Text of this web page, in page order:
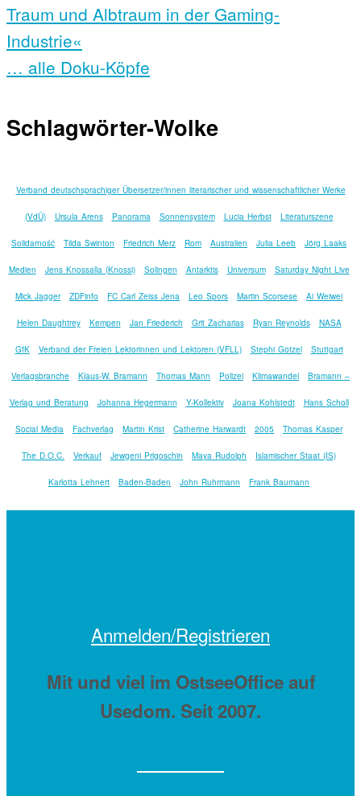
Traum und Albtraum in der Gaming-
Industrie«
… alle Doku-Köpfe
Schlagwörter-Wolke
Verband deutschsprachiger Übersetzer/innen literarischer und wissenschaftlicher Werke
(VdÜ) Ursula Arens Panorama Sonnensystem Lucia Herbst Literaturszene
Solidarność Tilda Swinton Friedrich Merz Rom Australien Julia Leeb Jörg Laaks
Medien Jens Knossalla (Knossi) Solingen Antarktis Universum Saturday Night Live
Mick Jagger ZDFinfo FC Carl Zeiss Jena Leo Spors Martin Scorsese Ai Weiwei
Helen Daughtrey Kempen Jan Friederich Grit Zacharias Ryan Reynolds NASA
GfK Verband der Freien Lektorinnen und Lektoren (VFLL) Stephi Gotzel Stuttgart
Verlagsbranche Klaus-W. Bramann Thomas Mann Polizei Klimawandel Bramann –
Verlag und Beratung Johanna Hegermann Y-Kollektiv Joana Kohlstedt Hans Scholl
Social Media Fachverlag Martin Krist Catherine Harwardt 2005 Thomas Kasper
The D.O.C. Verkauf Jewgeni Prigoschin Maya Rudolph Islamischer Staat (IS)
Karlotta Lehnert Baden-Baden John Ruhrmann Frank Baumann
Anmelden/Registrieren
Mit und viel im OstseeOffice auf
Usedom. Seit 2007.